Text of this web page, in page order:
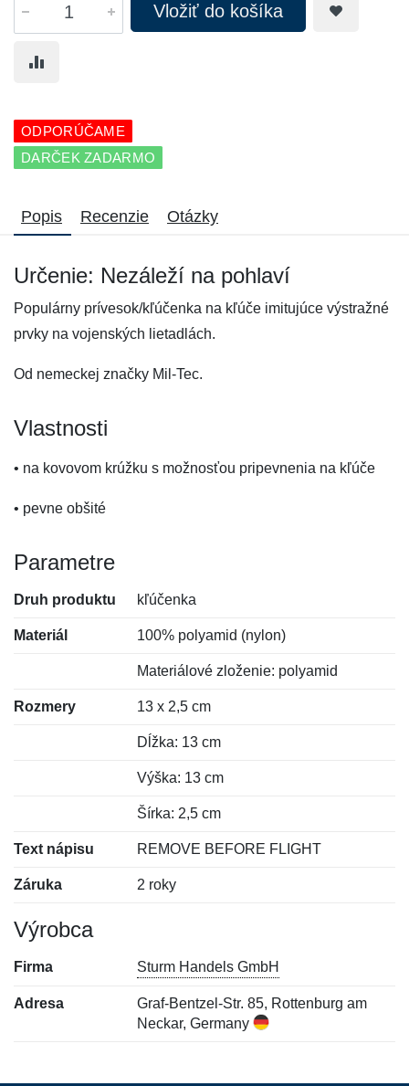
Vložiť do košíka
ODPORÚČAME
DARČEK ZADARMO
Popis Recenzie Otázky
Určenie: Nezáleží na pohlaví
Populárny prívesok/kľúčenka na kľúče imitujúce výstražné
prvky na vojenských lietadlách.
Od nemeckej značky Mil-Tec.
Vlastnosti
• na kovovom krúžku s možnosťou pripevnenia na kľúče
• pevne obšité
Parametre
Druh produktu kľúčenka
Materiál 100% polyamid (nylon)
Materiálové zloženie: polyamid
Rozmery 13 x 2,5 cm
Dĺžka: 13 cm
Výška: 13 cm
Šírka: 2,5 cm
Text nápisu REMOVE BEFORE FLIGHT
Záruka 2 roky
Výrobca
Firma Sturm Handels GmbH
Adresa
Graf-Bentzel-Str. 85, Rottenburg am
Neckar, Germany